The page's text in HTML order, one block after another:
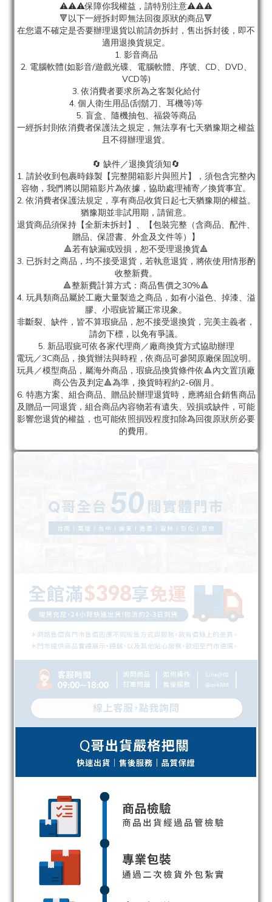
⚠️⚠️⚠️保障你我權益，請特別注意⚠️⚠️⚠️
🔻以下一經拆封即無法回復原狀的商品🔻
在您還不確定是否要辦理退貨以前請勿拆封，售出拆封後，即不
適用退換貨規定。
1. 影音商品
2. 電腦軟體(如影音/遊戲光碟、電腦軟體、序號、CD、DVD、
VCD等)
3. 依消費者要求所為之客製化給付
4. 個人衛生用品(刮鬍刀、耳機等)等
5. 盲盒、隨機抽包、福袋等商品
一經拆封則依消費者保護法之規定，無法享有七天猶豫期之權益
且不得辦理退貨。
🔄 缺件／退換貨須知🔄
1. 請於收到包裹時錄製【完整開箱影片與照片】，須包含完整內
容物，我們將以開箱影片為依據，協助處理補寄／換貨事宜。
2. 依消費者保護法規定，享有商品收貨日起七天猶豫期的權益。
猶豫期並非試用期，請留意。
退貨商品須保持【全新未拆封】、【包裝完整（含商品、配件、
贈品、保證書、外盒及文件等）】
🔺若有缺漏或毀損，恕不受理退換貨🔺
3. 已拆封之商品，均不接受退貨，若執意退貨，將依使用情形酌
收整新費。
🔺整新費計算方式：商品售價之30%🔺
4. 玩具類商品屬於工廠大量製造之商品，如有小溢色、掉漆、溢
膠、小瑕疵皆屬正常現象。
非斷裂、缺件，皆不算瑕疵品，恕不接受退換貨，完美主義者，
請勿下標，以免有爭議。
5. 新品瑕疵可依各家代理商／廠商換貨方式協助辦理
電玩／3C商品，換貨辦法與時程，依商品可參閱原廠保固說明。
玩具／模型商品，屬海外商品，瑕疵品換貨條件依🔺內文置頂廠
商公告及判定🔺為準，換貨時程約2-6個月。
6. 特惠方案、組合商品、贈品於辦理退貨時，應將組合銷售商品
及贈品一同退貨，組合商品內容物若有遺失、毀損或缺件，可能
影響您退貨的權益，也可能依照損毀程度扣除為回復原狀所必要
的費用。